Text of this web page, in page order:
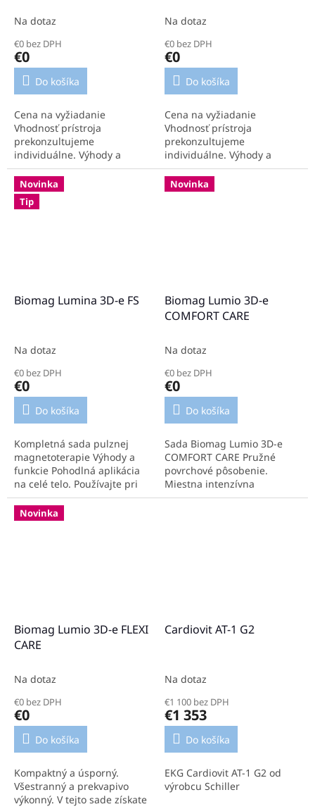
Na dotaz
€0 bez DPH
€0
Do košíka
Cena na vyžiadanie
Vhodnosť prístroja
prekonzultujeme
individuálne. Výhody a
parametre aplikátora
Intenzívna lokálna aplikácia.
Tvarovaný lokálny aplikátor
na hlavu....
Na dotaz
€0 bez DPH
€0
Do košíka
Cena na vyžiadanie
Vhodnosť prístroja
prekonzultujeme
individuálne. Výhody a
parametre aplikátora:
Intenzívny lokálny aplikátor
Pre kliniky a rehabilitáciu
Novinka
Tip
Biomag Lumina 3D-e FS
Na dotaz
€0 bez DPH
€0
Do košíka
Kompletná sada pulznej
magnetoterapie Výhody a
funkcie Pohodlná aplikácia
na celé telo. Používajte pri
väčšine zdravotných
ťažkostí. Patentovaná 3D
technológia. Hĺbkové...
Novinka
Biomag Lumio 3D-e
COMFORT CARE
Na dotaz
€0 bez DPH
€0
Do košíka
Sada Biomag Lumio 3D-e
COMFORT CARE Pružné
povrchové pôsobenie.
Miestna intenzívna
aplikácia. Hĺbka pôsobenia.
Novinka
Biomag Lumio 3D-e FLEXI
CARE
Na dotaz
€0 bez DPH
€0
Do košíka
Kompaktný a úsporný.
Všestranný a prekvapivo
výkonný. V tejto sade získate
Cardiovit AT-1 G2
Na dotaz
€1 100 bez DPH
€1 353
Do košíka
EKG Cardiovit AT-1 G2 od
výrobcu Schiller